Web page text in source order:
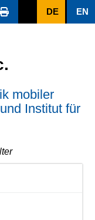
DE EN
mobiler
Institut für